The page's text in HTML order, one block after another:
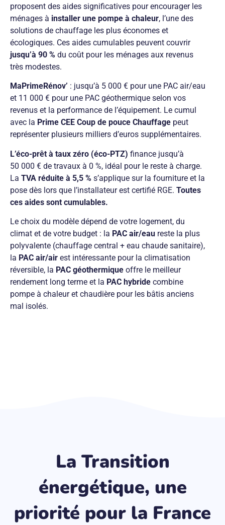
proposent des aides significatives pour encourager les
ménages à installer une pompe à chaleur, l’une des
solutions de chauffage les plus économes et
écologiques. Ces aides cumulables peuvent couvrir
jusqu’à 90 % du coût pour les ménages aux revenus
très modestes.
MaPrimeRénov’ : jusqu’à 5 000 € pour une PAC air/eau
et 11 000 € pour une PAC géothermique selon vos
revenus et la performance de l’équipement. Le cumul
avec la Prime CEE Coup de pouce Chauffage peut
représenter plusieurs milliers d’euros supplémentaires.
L’éco-prêt à taux zéro (éco-PTZ) finance jusqu’à
50 000 € de travaux à 0 %, idéal pour le reste à charge.
La TVA réduite à 5,5 % s’applique sur la fourniture et la
pose dès lors que l’installateur est certifié RGE. Toutes
ces aides sont cumulables.
Le choix du modèle dépend de votre logement, du
climat et de votre budget : la PAC air/eau reste la plus
polyvalente (chauffage central + eau chaude sanitaire),
la PAC air/air est intéressante pour la climatisation
réversible, la PAC géothermique offre le meilleur
rendement long terme et la PAC hybride combine
pompe à chaleur et chaudière pour les bâtis anciens
mal isolés.
La Transition
énergétique, une
priorité pour la France